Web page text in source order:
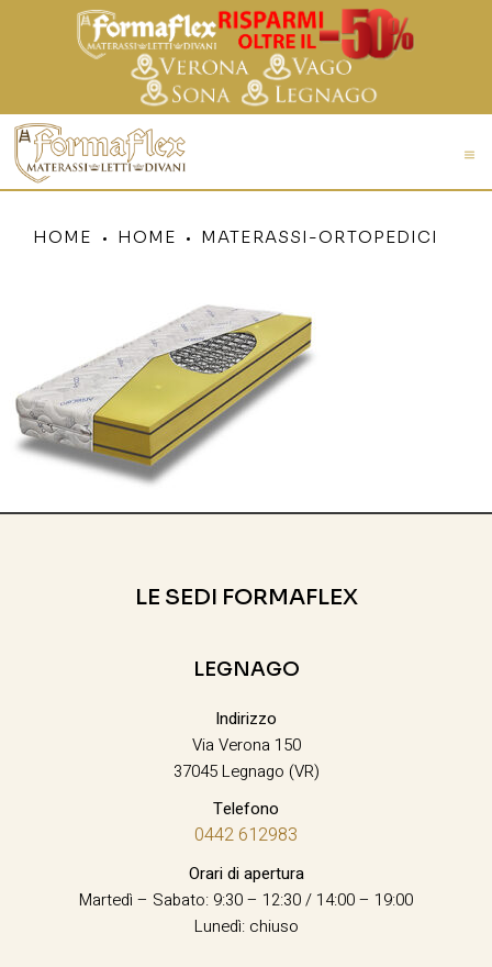
HOME HOME MATERASSI-ORTOPEDICI
LE SEDI FORMAFLEX
LEGNAGO
Indirizzo
Via Verona 150
37045 Legnago (VR)
Telefono
0442 612983
Orari di apertura
Martedì – Sabato: 9:30 – 12:30 / 14:00 – 19:00
Lunedì: chiuso